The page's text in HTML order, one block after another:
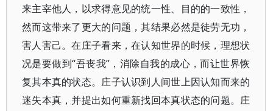
来主宰他人，以求得意见的统一性、目的的一致性，
然而这带来了更大的问题，其结果必然是徒劳无功，
害人害己。在庄子看来，在认知世界的时候，理想状
况是要做到“吾丧我”，消除自我的成心，而让世界恢
复其本真的状态。庄子认识到人间世上因认知而来的
迷失本真，并提出如何重新找回本真状态的问题。庄